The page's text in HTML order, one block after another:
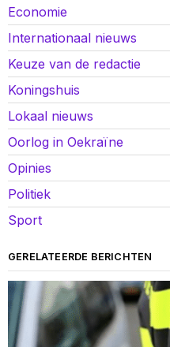
Economie
Internationaal nieuws
Keuze van de redactie
Koningshuis
Lokaal nieuws
Oorlog in Oekraïne
Opinies
Politiek
Sport
GERELATEERDE BERICHTEN